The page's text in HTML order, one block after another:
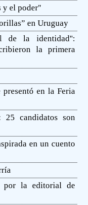
y el poder''
en Uruguay
de la identidad'':
la primera
presentó en la Feria
25 candidatos son
en un cuento
por la editorial de